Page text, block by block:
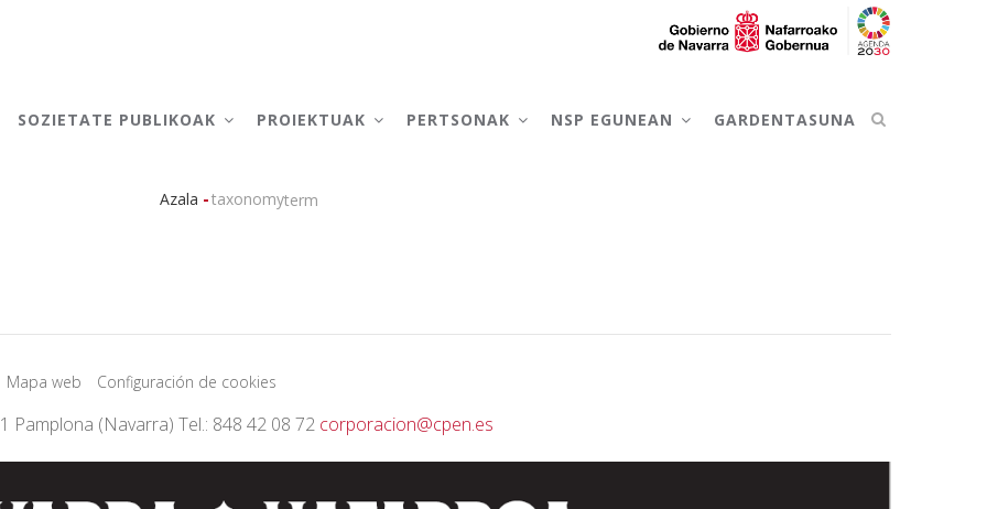
SOZIETATE PUBLIKOAK PROIEKTUAK PERTSONAK NSP EGUNEAN GARDENTASUNA
Azala -taxonomyterm
Mapa web Configuración de cookies
Pamplona (Navarra) Tel.: 848 42 08 72 corporacion@cpen.es